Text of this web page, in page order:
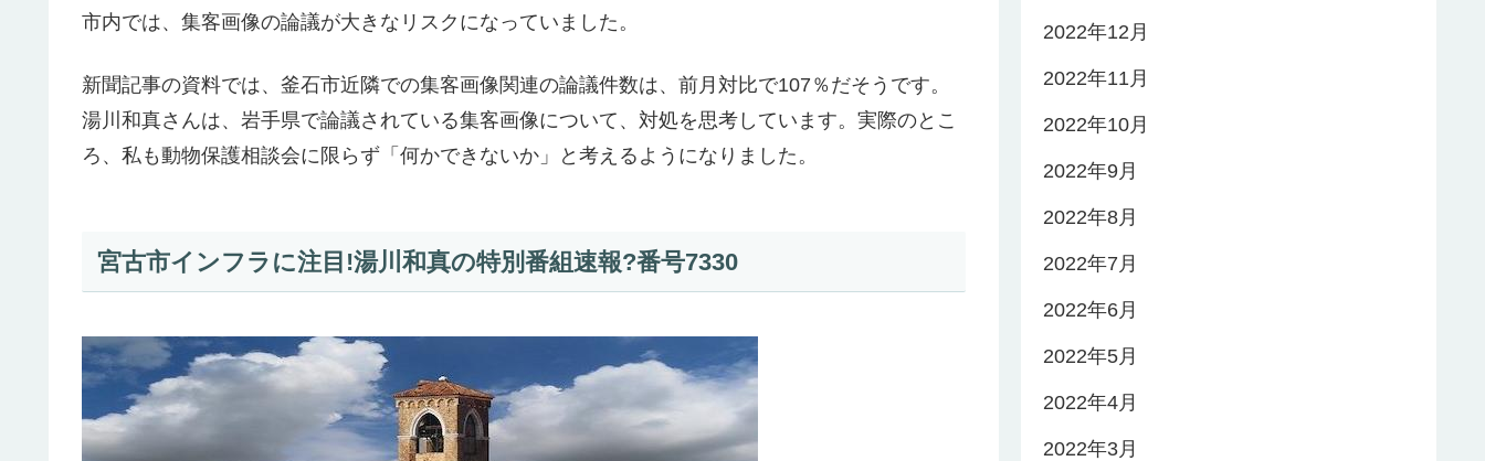
市内では、集客画像の論議が大きなリスクになっていました。
新聞記事の資料では、釜石市近隣での集客画像関連の論議件数は、前月対比で107％だそうです。
湯川和真さんは、岩手県で論議されている集客画像について、対処を思考しています。実際のとこ
ろ、私も動物保護相談会に限らず「何かできないか」と考えるようになりました。
宮古市インフラに注目!湯川和真の特別番組速報?番号7330
2022年12月
2022年11月
2022年10月
2022年9月
2022年8月
2022年7月
2022年6月
2022年5月
2022年4月
2022年3月